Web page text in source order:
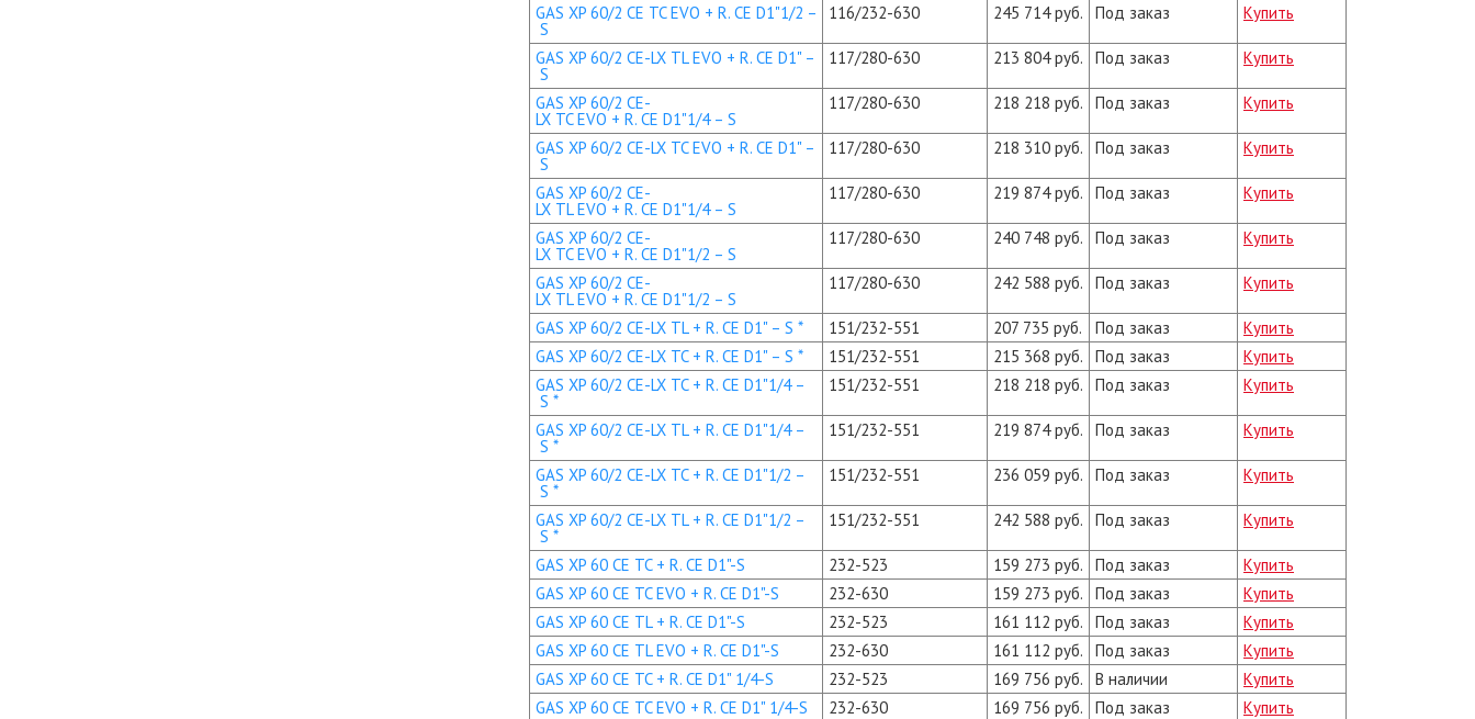
GAS XP 60/2 CE TC EVO + R. CE D1"1/2 –
S
116/232-630 245 714 руб. Под заказ Купить
GAS XP 60/2 CE-LX TL EVO + R. CE D1" –
S
117/280-630 213 804 руб. Под заказ Купить
GAS XP 60/2 CE-
LX TC EVO + R. CE D1"1/4 – S
117/280-630 218 218 руб. Под заказ Купить
GAS XP 60/2 CE-LX TC EVO + R. CE D1" –
S
117/280-630 218 310 руб. Под заказ Купить
GAS XP 60/2 CE-
LX TL EVO + R. CE D1"1/4 – S
117/280-630 219 874 руб. Под заказ Купить
GAS XP 60/2 CE-
LX TC EVO + R. CE D1"1/2 – S
117/280-630 240 748 руб. Под заказ Купить
GAS XP 60/2 CE-
LX TL EVO + R. CE D1"1/2 – S
117/280-630 242 588 руб. Под заказ Купить
GAS XP 60/2 CE-LX TL + R. CE D1" – S * 151/232-551 207 735 руб. Под заказ
Купить
GAS XP 60/2 CE-LX TC + R. CE D1" – S *
151/232-551 215 368 руб. Под заказ
Купить
GAS XP 60/2 CE-LX TC + R. CE D1"1/4 –
S *
151/232-551 218 218 руб. Под заказ Купить
GAS XP 60/2 CE-LX TL + R. CE D1"1/4 –
S *
151/232-551 219 874 руб. Под заказ Купить
GAS XP 60/2 CE-LX TC + R. CE D1"1/2 –
S *
151/232-551 236 059 руб. Под заказ Купить
GAS XP 60/2 CE-LX TL + R. CE D1"1/2 –
S *
151/232-551 242 588 руб. Под заказ Купить
GAS XP 60 CE TC + R. CE D1"-S 232-523 159 273 руб. Под заказ
Купить
GAS XP 60 CE TC EVO + R. CE D1"-S
232-630 159 273 руб. Под заказ
Купить
GAS XP 60 CE TL + R. CE D1"-S
232-523 161 112 руб. Под заказ
Купить
GAS XP 60 CE TL EVO + R. CE D1"-S
232-630 161 112 руб. Под заказ
Купить
GAS XP 60 CE TC + R. CE D1" 1/4-S
232-523 169 756 руб. В наличии
Купить
GAS XP 60 CE TC EVO + R. CE D1" 1/4-S
232-630 169 756 руб. Под заказ
Купить